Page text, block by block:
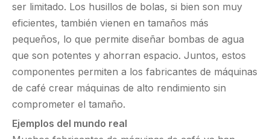
ser limitado. Los husillos de bolas, si bien son muy
eficientes, también vienen en tamaños más
pequeños, lo que permite diseñar bombas de agua
que son potentes y ahorran espacio. Juntos, estos
componentes permiten a los fabricantes de máquinas
de café crear máquinas de alto rendimiento sin
comprometer el tamaño.
Ejemplos del mundo real